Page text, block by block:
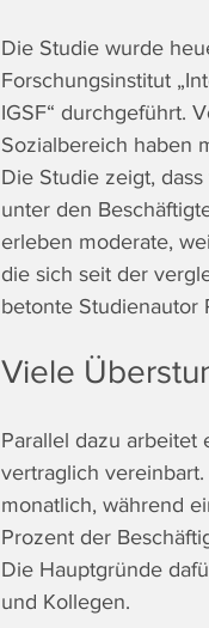
Die Studie wurde
Forschungsinstitut
IGSF“ durchgeführt.
Sozialbereich haben
Die Studie zeigt,
unter den
erleben moderate,
die sich seit der
betonte Studienautor
Viele
Parallel dazu
vertraglich
monatlich, während
Prozent der
Die Hauptgründe
und Kollegen.